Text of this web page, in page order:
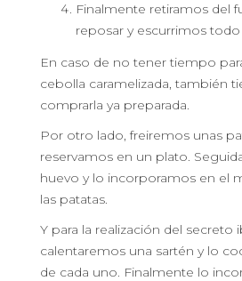
Finalmente retiramos del
reposar y escurrimos
En caso de no tener tiempo
cebolla caramelizada, también
comprarla ya preparada.
Por otro lado, freiremos unas
reservamos en un plato.
huevo y lo incorporamos en el
las patatas.
Y para la realización del secreto
calentaremos una sartén y lo
de cada uno. Finalmente lo